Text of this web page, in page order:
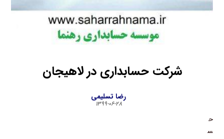
شرکت حسابداری در لاهیجان
رضا تسلیمی
۱۳۹۹-۰۶-۲۸
ح
س